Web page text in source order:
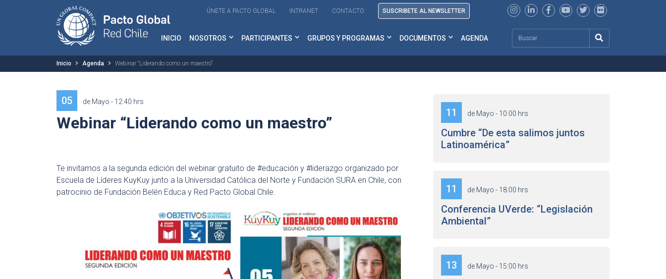
ÚNETE A PACTO GLOBAL INTRANET CONTACTO SUSCRIBETE AL NEWSLETTER
INICIO NOSOTROS PARTICIPANTES GRUPOS Y PROGRAMAS DOCUMENTOS AGENDA
Inicio Agenda Webinar “Liderando como un maestro”
05 de Mayo - 12:40 hrs
Webinar “Liderando como un maestro”
Te invitamos a la segunda edición del webinar gratuito de #educación y #liderazgo organizado por
Escuela de Líderes KuyKuy junto a la Universidad Católica del Norte y Fundación SURA en Chile, con
patrocinio de Fundación Belén Educa y Red Pacto Global Chile.
11 de Mayo - 10:00 hrs
Cumbre “De esta salimos juntos
Latinoamérica”
11 de Mayo - 18:00 hrs
Conferencia UVerde: “Legislación
Ambiental”
13 de Mayo - 15:00 hrs